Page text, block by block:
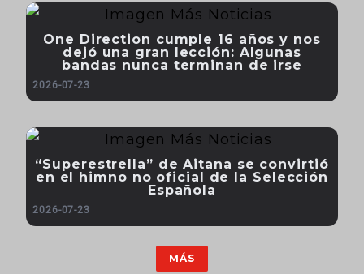
One Direction cumple 16 años y nos
dejó una gran lección: Algunas
bandas nunca terminan de irse
2026-07-23
“Superestrella” de Aitana se convirtió
en el himno no oficial de la Selección
Española
2026-07-23
MÁS